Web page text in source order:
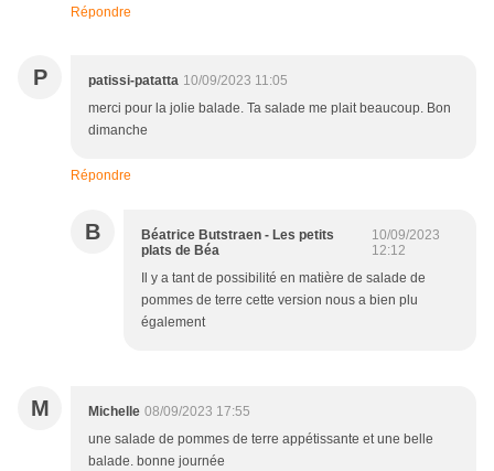
Répondre
P patissi-patatta 10/09/2023 11:05
merci pour la jolie balade. Ta salade me plait beaucoup. Bon
dimanche
Répondre
B
Béatrice Butstraen - Les petits
plats de Béa
10/09/2023
12:12
Il y a tant de possibilité en matière de salade de
pommes de terre cette version nous a bien plu
également
M Michelle 08/09/2023 17:55
une salade de pommes de terre appétissante et une belle
balade. bonne journée